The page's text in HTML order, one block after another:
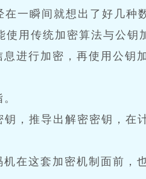
一瞬间就想出了好几种
用传统加密算法与公钥
进行加密，再使用公钥
，推导出解密密钥，在
在这套加密机制面前，